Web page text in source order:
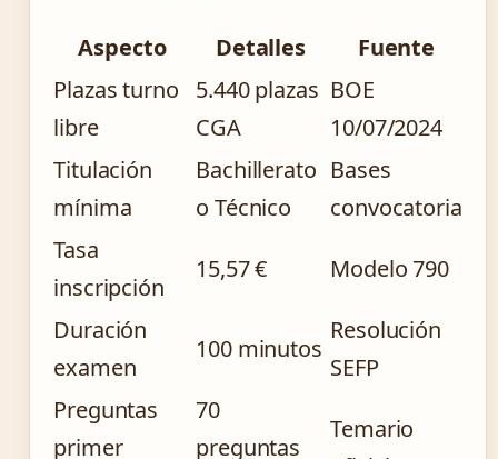
Aspecto Detalles
Fuente
Plazas turno
libre
5.440 plazas
CGA
BOE
10/07/2024
Titulación
mínima
Bachillerato
o Técnico
Bases
convocatoria
Tasa
inscripción
15,57 € Modelo 790
Duración
examen
100 minutos
Resolución
SEFP
Preguntas
primer
70
preguntas
Temario